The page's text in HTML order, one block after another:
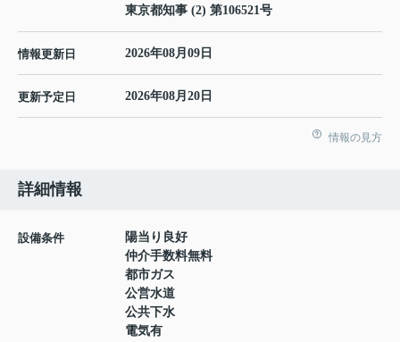
東京都知事 (2) 第106521号
情報更新日 2026年08月09日
更新予定日 2026年08月20日
情報の見方
詳細情報
設備条件
陽当り良好
仲介手数料無料
都市ガス
公営水道
公共下水
電気有